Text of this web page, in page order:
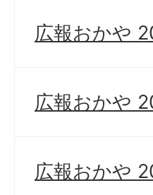
広報おかや
広報おかや
広報おかや